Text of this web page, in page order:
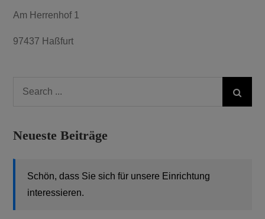
Am Herrenhof 1
97437 Haßfurt
Neueste Beiträge
Schön, dass Sie sich für unsere Einrichtung
interessieren.